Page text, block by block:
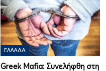
ΕΛΛΆΔΑ
Greek Mafia: Συνελήφθη στη